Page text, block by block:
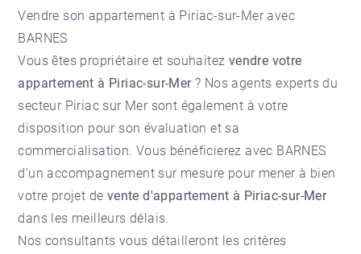
Vendre son appartement à Piriac-sur-Mer avec
BARNES
Vous êtes propriétaire et souhaitez vendre votre
appartement à Piriac-sur-Mer? Nos agents experts du
secteur Piriac sur Mer sont également à votre
disposition pour son évaluation et sa
commercialisation. Vous bénéficierez avec BARNES
d'un accompagnement sur mesure pour mener à bien
votre projet de vente d'appartement à Piriac-sur-Mer
dans les meilleurs délais.
Nos consultants vous détailleront les critères